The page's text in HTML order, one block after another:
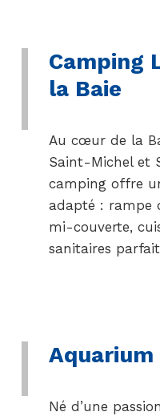
Camping
la Baie
Au cœur de la
Saint-Michel et
camping offre
adapté : rampe
mi-couverte,
sanitaires
Aquarium
Né d’une